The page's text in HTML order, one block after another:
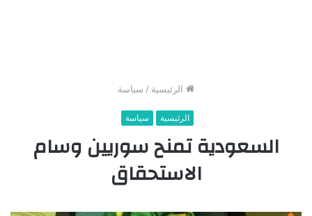
الرئيسية / سياسة
الرئيسية سياسة
السعودية تمنح سوريين وسام
الاستحقاق